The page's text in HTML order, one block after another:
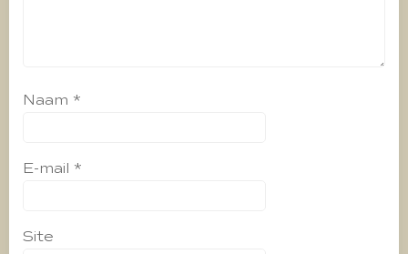
Naam *
E-mail *
Site